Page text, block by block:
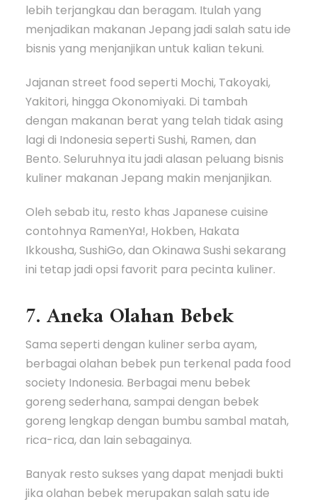
lebih terjangkau dan beragam. Itulah yang
menjadikan makanan Jepang jadi salah satu ide
bisnis yang menjanjikan untuk kalian tekuni.
Jajanan street food seperti Mochi, Takoyaki,
Yakitori, hingga Okonomiyaki. Di tambah
dengan makanan berat yang telah tidak asing
lagi di Indonesia seperti Sushi, Ramen, dan
Bento. Seluruhnya itu jadi alasan peluang bisnis
kuliner makanan Jepang makin menjanjikan.
Oleh sebab itu, resto khas Japanese cuisine
contohnya RamenYa!, Hokben, Hakata
Ikkousha, SushiGo, dan Okinawa Sushi sekarang
ini tetap jadi opsi favorit para pecinta kuliner.
7. Aneka Olahan Bebek
Sama seperti dengan kuliner serba ayam,
berbagai olahan bebek pun terkenal pada food
society Indonesia. Berbagai menu bebek
goreng sederhana, sampai dengan bebek
goreng lengkap dengan bumbu sambal matah,
rica-rica, dan lain sebagainya.
Banyak resto sukses yang dapat menjadi bukti
jika olahan bebek merupakan salah satu ide